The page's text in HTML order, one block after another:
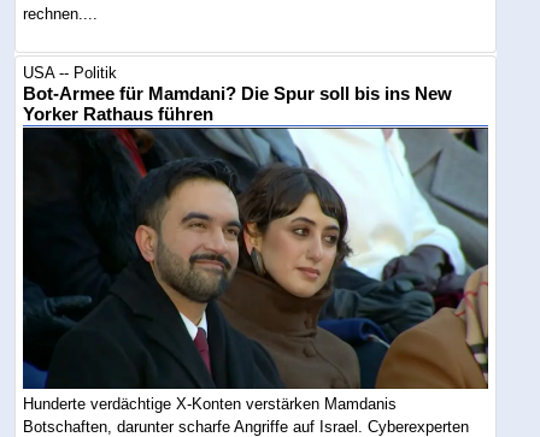
rechnen....
USA -- Politik
Bot-Armee für Mamdani? Die Spur soll bis ins New
Yorker Rathaus führen
Hunderte verdächtige X-Konten verstärken Mamdanis
Botschaften, darunter scharfe Angriffe auf Israel. Cyberexperten